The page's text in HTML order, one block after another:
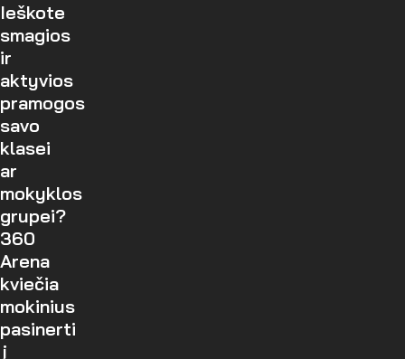
Ieškote
smagios
ir
aktyvios
pramogos
savo
klasei
ar
mokyklos
grupei?
360
Arena
kviečia
mokinius
pasinerti
į